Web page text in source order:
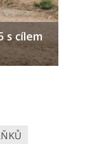
s cílem